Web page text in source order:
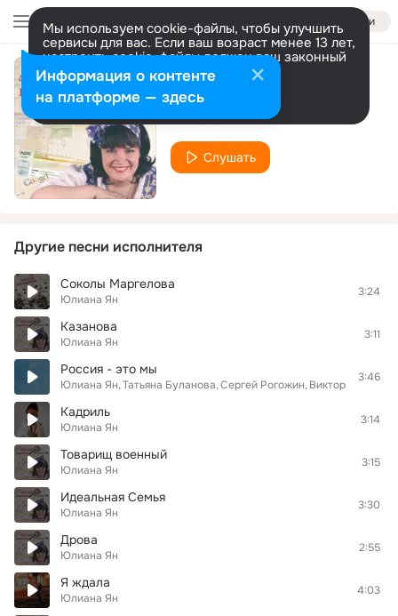
Войти
Мы используем cookie-файлы, чтобы улучшить
сервисы для вас. Если ваш возраст менее 13 лет,
настроить cookie-файлы должен ваш законный
представитель. Больше информации
Разрешить все Настроить
Другая
Юлиана Ян
Слушать
Другие песни исполнителя
Соколы Маргелова
Юлиана Ян
3:24
Казанова
Юлиана Ян
3:11
Россия - это мы
Юлиана Ян Татьяна Буланова Сергей Рогожин Виктор Салтыков
3:46
Кадриль
Юлиана Ян
3:14
Товарищ военный
Юлиана Ян
3:15
Идеальная Семья
Юлиана Ян
3:30
Дрова
Юлиана Ян
2:55
Я ждала
Юлиана Ян
4:03
Информация о контенте
на платформе — здесь